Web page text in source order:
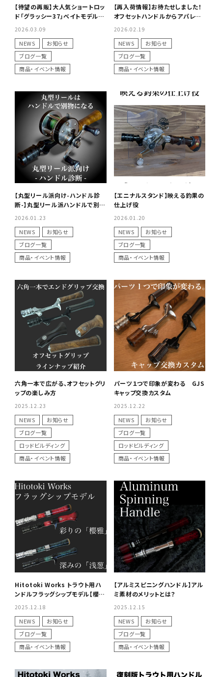
【待望の再販】大人気ショートロッ
ド「グラッシー37」ベイトモデル＆
2026.03.09
NEWS
お知らせ
ブログ一覧
商品・イベント情報
【再入荷情報】お待たせしました！
オフセットハンドルからアパレル
2026.02.19
NEWS
お知らせ
ブログ一覧
商品・イベント情報
【丸型リール派向け-ハンドル診
断-】丸型リール派ハンドルで別物
2026.01.23
NEWS
お知らせ
ブログ一覧
商品・イベント情報
【エニナルスタンド】映える釣果の
仕上げ役
2026.01.20
NEWS
お知らせ
ブログ一覧
商品・イベント情報
六角一本で広がる、オフセットグリ
ップの楽しみ方
2025.12.23
NEWS
お知らせ
ブログ一覧
ロッドビルディング
商品・イベント情報
パーツ１つで印象が変わる GJS
キャップ交換カスタム
2025.12.22
NEWS
お知らせ
ブログ一覧
ロッドビルディング
商品・イベント情報
Hitotoki Works トラウト用ハ
ンドルフラッグシップモデル【櫻
2025.12.18
NEWS
お知らせ
ブログ一覧
商品・イベント情報
【アルミスピニングハンドル】アル
ミ素材のメリットとは？
2025.12.15
NEWS
お知らせ
ブログ一覧
商品・イベント情報